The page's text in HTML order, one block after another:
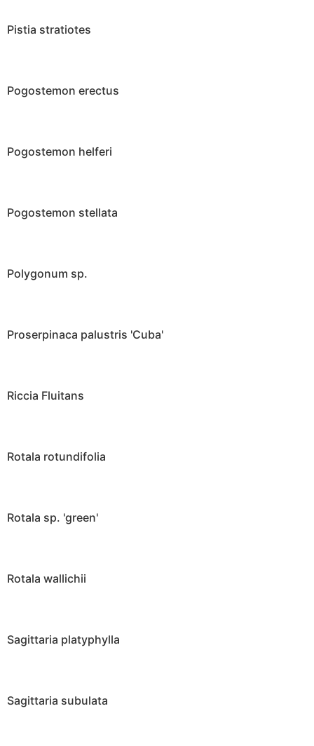
Pistia stratiotes
Pogostemon erectus
Pogostemon helferi
Pogostemon stellata
Polygonum sp.
Proserpinaca palustris 'Cuba'
Riccia Fluitans
Rotala rotundifolia
Rotala sp. 'green'
Rotala wallichii
Sagittaria platyphylla
Sagittaria subulata